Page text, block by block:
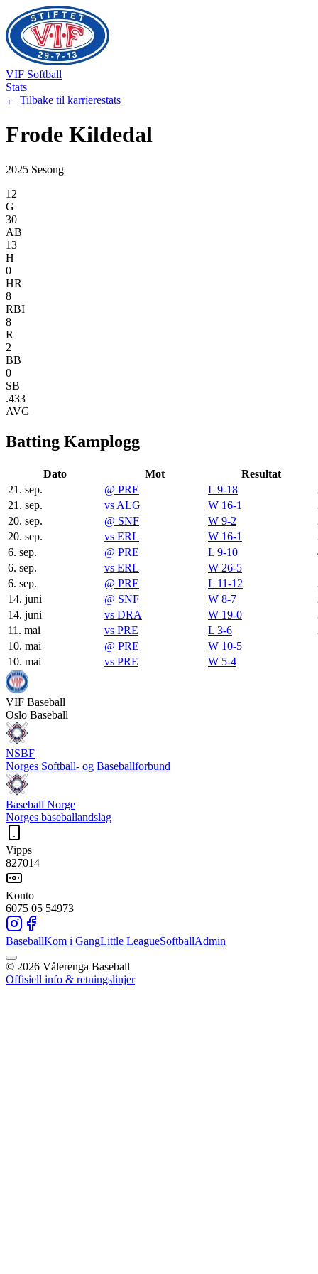
VIF Softball
Stats
← Tilbake til karrierestats
Frode Kildedal
2025 Sesong
12
G
30
AB
13
H
0
HR
8
RBI
8
R
2
BB
0
SB
.433
AVG
Batting Kamplogg
Dato Mot
Resultat
21. sep.
@ PRE L 9-18
21. sep.
vs ALG W 16-1
20. sep.
@ SNF W 9-2
20. sep.
vs ERL W 16-1
6. sep.
@ PRE L 9-10
6. sep.
vs ERL W 26-5
6. sep.
@ PRE L 11-12
14. juni
@ SNF W 8-7
14. juni
vs DRA W 19-0
11. mai
vs PRE L 3-6
10. mai
@ PRE W 10-5
10. mai
vs PRE W 5-4
VIF Baseball
Oslo Baseball
NSBF
Norges Softball- og Baseballforbund
Baseball Norge
Norges baseballandslag
Vipps
827014
Konto
6075 05 54973
BaseballKom i GangLittle LeagueSoftballAdmin
© 2026 Vålerenga Baseball
Offisiell info & retningslinjer